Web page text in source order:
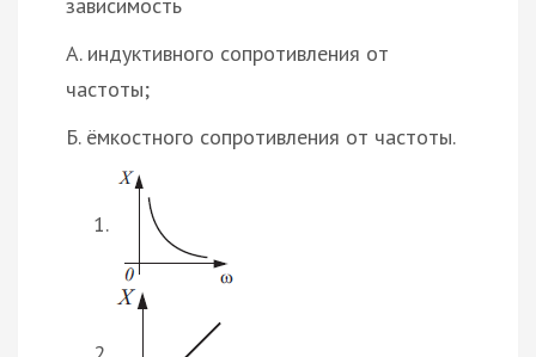
зависимость
А. индуктивного сопротивления от
частоты;
Б. ёмкостного сопротивления от частоты.